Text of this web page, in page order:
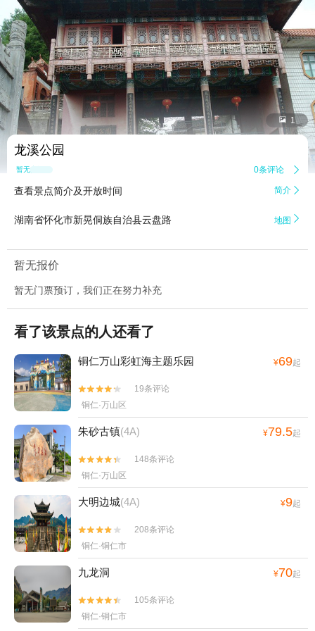
 1
龙溪公园
暂无点评 0条评论 
查看景点简介及开放时间 简介 
湖南省怀化市新晃侗族自治县云盘路 地图 
暂无报价
暂无门票预订，我们正在努力补充
看了该景点的人还看了
铜仁万山彩虹海主题乐园 ¥69起


19条评论
铜仁·万山区
朱砂古镇(4A) ¥79.5起


148条评论
铜仁·万山区
大明边城(4A) ¥9起


208条评论
铜仁·铜仁市
九龙洞 ¥70起


105条评论
铜仁·铜仁市
